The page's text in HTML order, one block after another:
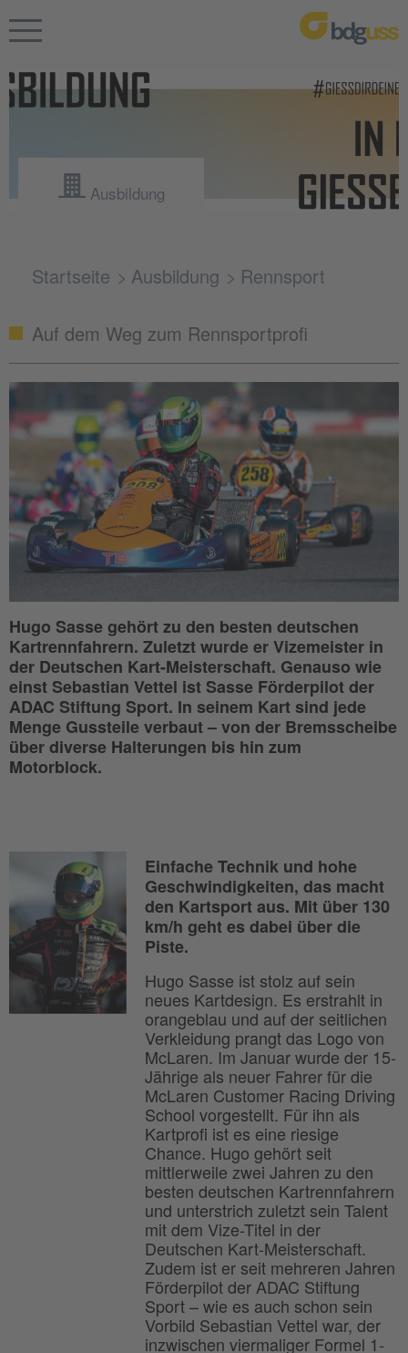
Ausbildung
Startseite Ausbildung Rennsport
Auf dem Weg zum Rennsportprofi
Hugo Sasse gehört zu den besten deutschen
Kartrennfahrern. Zuletzt wurde er Vizemeister in
der Deutschen Kart-Meisterschaft. Genauso wie
einst Sebastian Vettel ist Sasse Förderpilot der
ADAC Stiftung Sport. In seinem Kart sind jede
Menge Gussteile verbaut – von der Bremsscheibe
über diverse Halterungen bis hin zum
Motorblock.
Einfache Technik und hohe
Geschwindigkeiten, das macht
den Kartsport aus. Mit über 130
km/h geht es dabei über die
Piste.
Hugo Sasse ist stolz auf sein
neues Kartdesign. Es erstrahlt in
orangeblau und auf der seitlichen
Verkleidung prangt das Logo von
McLaren. Im Januar wurde der 15-
Jährige als neuer Fahrer für die
McLaren Customer Racing Driving
School vorgestellt. Für ihn als
Kartprofi ist es eine riesige
Chance. Hugo gehört seit
mittlerweile zwei Jahren zu den
besten deutschen Kartrennfahrern
und unterstrich zuletzt sein Talent
mit dem Vize-Titel in der
Deutschen Kart-Meisterschaft.
Zudem ist er seit mehreren Jahren
Förderpilot der ADAC Stiftung
Sport – wie es auch schon sein
Vorbild Sebastian Vettel war, der
inzwischen viermaliger Formel 1-